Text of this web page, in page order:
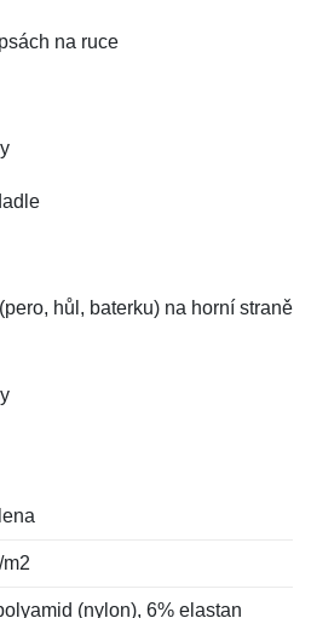
na ruce
hůl, baterku) na horní straně
(nylon), 6% elastan